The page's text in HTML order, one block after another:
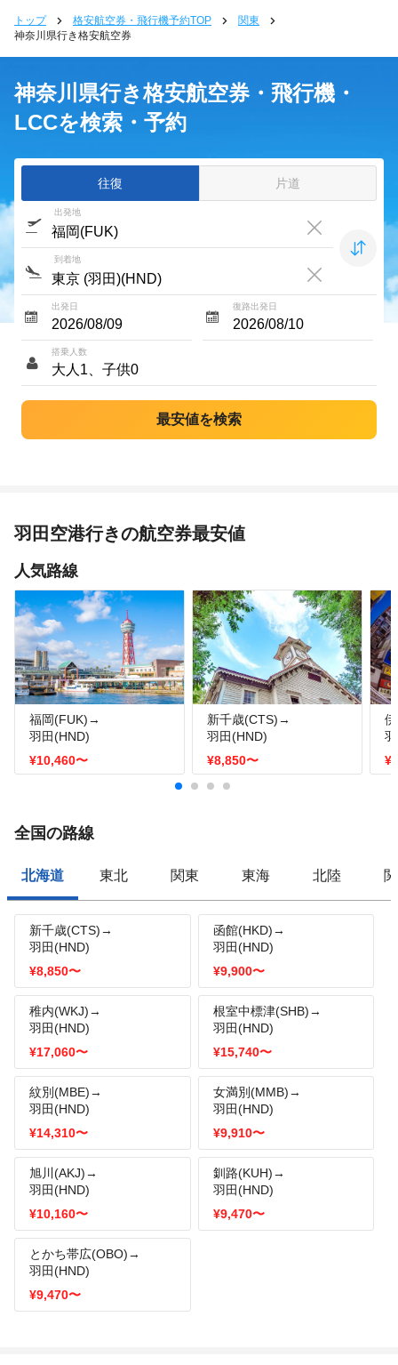
トップ 格安航空券・飛行機予約TOP
関東
神奈川県行き格安航空券
神奈川県行き格安航空券・飛行機・
LCCを検索・予約
往復 片道
出発地
到着地
出発日 復路出発日
搭乗人数
羽田空港行きの航空券最安値
人気路線
福岡(FUK)→
羽田(HND)
¥10,460〜
新千歳(CTS)→
羽田(HND)
¥8,850〜
全国の路線
北海道 東北 関東 東海 北陸
新千歳(CTS)→
羽田(HND)
¥8,850〜
函館(HKD)→
羽田(HND)
¥9,900〜
稚内(WKJ)→
羽田(HND)
¥17,060〜
根室中標津(SHB)→
羽田(HND)
¥15,740〜
紋別(MBE)→
羽田(HND)
¥14,310〜
女満別(MMB)→
羽田(HND)
¥9,910〜
旭川(AKJ)→
羽田(HND)
¥10,160〜
釧路(KUH)→
羽田(HND)
¥9,470〜
とかち帯広(OBO)→
羽田(HND)
¥9,470〜